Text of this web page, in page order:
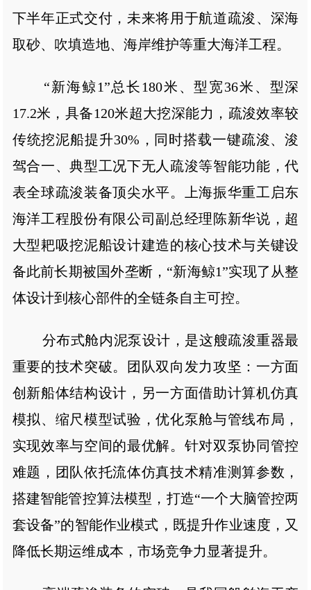
下半年正式交付，未来将用于航道疏浚、深海
取砂、吹填造地、海岸维护等重大海洋工程。
“新海鲸1”总长180米、型宽36米、型深
17.2米，具备120米超大挖深能力，疏浚效率较
传统挖泥船提升30%，同时搭载一键疏浚、浚
驾合一、典型工况下无人疏浚等智能功能，代
表全球疏浚装备顶尖水平。上海振华重工启东
海洋工程股份有限公司副总经理陈新华说，超
大型耙吸挖泥船设计建造的核心技术与关键设
备此前长期被国外垄断，“新海鲸1”实现了从整
体设计到核心部件的全链条自主可控。
分布式舱内泥泵设计，是这艘疏浚重器最
重要的技术突破。团队双向发力攻坚：一方面
创新船体结构设计，另一方面借助计算机仿真
模拟、缩尺模型试验，优化泵舱与管线布局，
实现效率与空间的最优解。针对双泵协同管控
难题，团队依托流体仿真技术精准测算参数，
搭建智能管控算法模型，打造“一个大脑管控两
套设备”的智能作业模式，既提升作业速度，又
降低长期运维成本，市场竞争力显著提升。